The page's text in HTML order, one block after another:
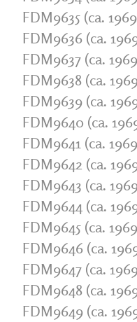
FDM9635 (ca.
FDM9636 (ca.
FDM9637 (ca.
FDM9638 (ca.
FDM9639 (ca.
FDM9640 (ca.
FDM9641 (ca.
FDM9642 (ca.
FDM9643 (ca.
FDM9644 (ca.
FDM9645 (ca.
FDM9646 (ca.
FDM9647 (ca.
FDM9648 (ca.
FDM9649 (ca.